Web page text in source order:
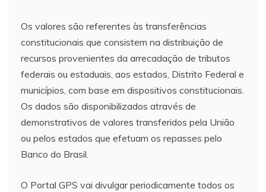
Os valores são referentes às transferências
constitucionais que consistem na distribuição de
recursos provenientes da arrecadação de tributos
federais ou estaduais, aos estados, Distrito Federal e
municípios, com base em dispositivos constitucionais.
Os dados são disponibilizados através de
demonstrativos de valores transferidos pela União
ou pelos estados que efetuam os repasses pelo
Banco do Brasil.
O Portal GPS vai divulgar periodicamente todos os